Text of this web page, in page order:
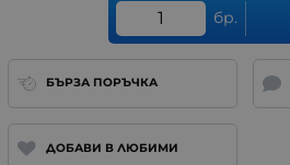
бр.
БЪРЗА ПОРЪЧКА
ДОБАВИ В ЛЮБИМИ